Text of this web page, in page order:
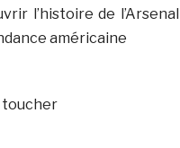
l’histoire de l’Arsenal
américaine
toucher